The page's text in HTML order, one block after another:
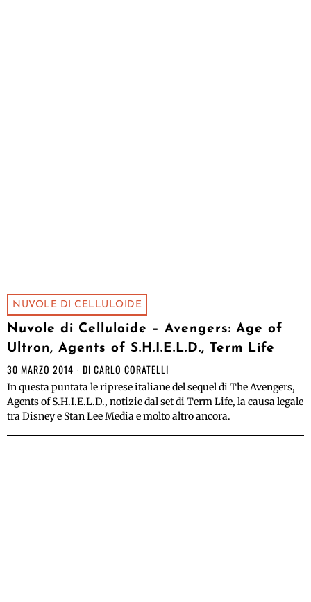
NUVOLE DI CELLULOIDE
Nuvole di Celluloide – Avengers: Age of
Ultron, Agents of S.H.I.E.L.D., Term Life
30 MARZO 2014 DI CARLO CORATELLI
In questa puntata le riprese italiane del sequel di The Avengers,
Agents of S.H.I.E.L.D., notizie dal set di Term Life, la causa legale
tra Disney e Stan Lee Media e molto altro ancora.